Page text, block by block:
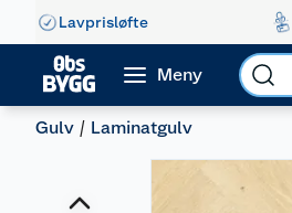
Lavprisløfte
Meny
Gulv Laminatgulv